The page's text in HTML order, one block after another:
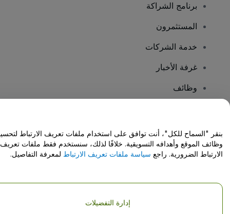
برنامج الشراكة
المستثمرون
خدمة الشركات
غرفة الأخبار
وظائف
مركز المساعدة / اتصل بنا
حقوق النشر © شركة فياجوجو المحدودة 2026
تفاصيل الشركة
بنقر "السماح للكل"، أنت توافق على استخدام ملفات تعريف الارتباط
وظائف الموقع وأهدافه التسويقية. خلافًا لذلك، سنستخدم فقط ملفات تعريف
الارتباط الضرورية. راجع سياسة ملفات تعريف الارتباط لمعرفة التفاصيل.
إدارة التفضيلات